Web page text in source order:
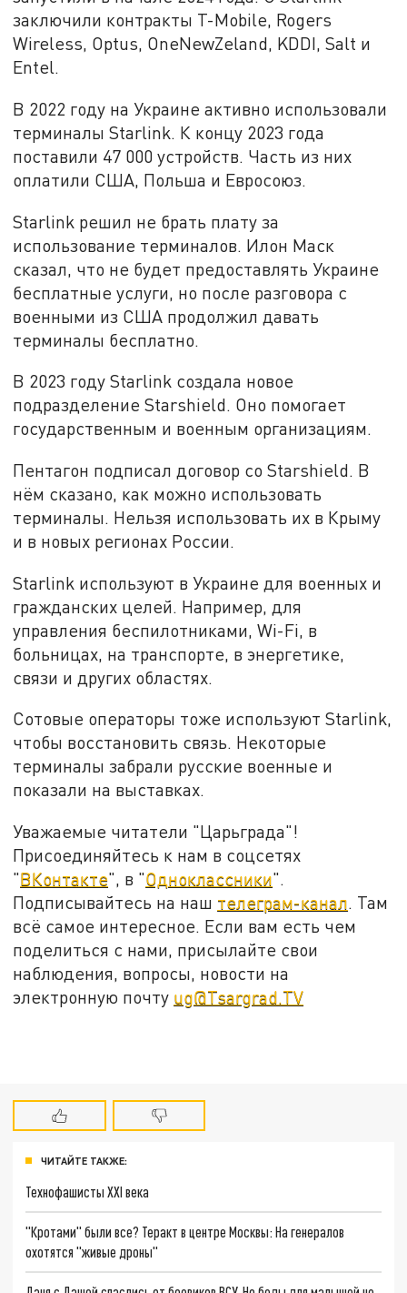
заключили контракты T-Mobile, Rogers
Wireless, Optus, OneNewZeland, KDDI, Salt и
Entel.
В 2022 году на Украине активно использовали
терминалы Starlink. К концу 2023 года
поставили 47 000 устройств. Часть из них
оплатили США, Польша и Евросоюз.
Starlink решил не брать плату за
использование терминалов. Илон Маск
сказал, что не будет предоставлять Украине
бесплатные услуги, но после разговора с
военными из США продолжил давать
терминалы бесплатно.
В 2023 году Starlink создала новое
подразделение Starshield. Оно помогает
государственным и военным организациям.
Пентагон подписал договор со Starshield. В
нём сказано, как можно использовать
терминалы. Нельзя использовать их в Крыму
и в новых регионах России.
Starlink используют в Украине для военных и
гражданских целей. Например, для
управления беспилотниками, Wi-Fi, в
больницах, на транспорте, в энергетике,
связи и других областях.
Сотовые операторы тоже используют Starlink,
чтобы восстановить связь. Некоторые
терминалы забрали русские военные и
показали на выставках.
Уважаемые читатели "Царьграда"!
Присоединяйтесь к нам в соцсетях
"ВКонтакте", в "Одноклассники".
Подписывайтесь на наш телеграм-канал. Там
всё самое интересное. Если вам есть чем
поделиться с нами, присылайте свои
наблюдения, вопросы, новости на
электронную почту ug@Tsargrad.TV
ЧИТАЙТЕ ТАКЖЕ:
Технофашисты XXI века
"Кротами" были все? Теракт в центре Москвы: На генералов
охотятся "живые дроны"